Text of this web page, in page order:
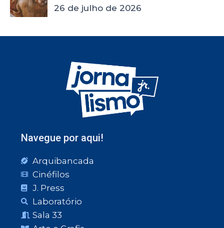
26 de julho de 2026
Navegue por aqui!
Arquibancada
Cinéfilos
J. Press
Laboratório
Sala 33